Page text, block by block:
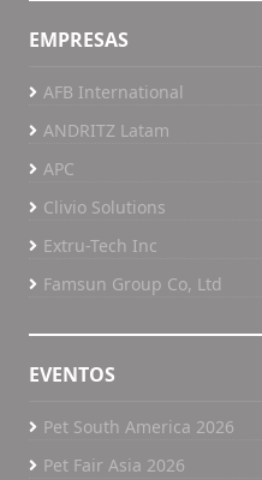
EMPRESAS
AFB International
ANDRITZ Latam
APC
Clivio Solutions
Extru-Tech Inc
Famsun Group Co, Ltd
EVENTOS
Pet South America 2026
Pet Fair Asia 2026